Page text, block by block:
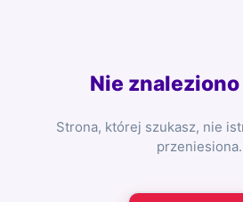
Nie
Strona, której szukasz, nie
przeniesiona.